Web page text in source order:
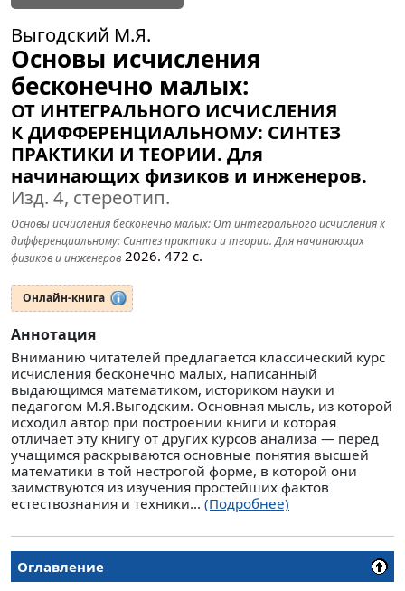
Выгодский М.Я.
Основы исчисления
бесконечно малых:
ОТ ИНТЕГРАЛЬНОГО ИСЧИСЛЕНИЯ
К ДИФФЕРЕНЦИАЛЬНОМУ: СИНТЕЗ
ПРАКТИКИ И ТЕОРИИ. Для
начинающих физиков и инженеров.
Изд. 4, стереотип.
Основы исчисления бесконечно малых: От интегрального исчисления к
дифференциальному: Синтез практики и теории. Для начинающих
физиков и инженеров 2026. 472 с.
Онлайн-книга
Аннотация
Вниманию читателей предлагается классический курс
исчисления бесконечно малых, написанный
выдающимся математиком, историком науки и
педагогом М.Я.Выгодским. Основная мысль, из которой
исходил автор при построении книги и которая
отличает эту книгу от других курсов анализа — перед
учащимся раскрываются основные понятия высшей
математики в той нестрогой форме, в которой они
заимствуются из изучения простейших фактов
естествознания и техники... (Подробнее)
Оглавление